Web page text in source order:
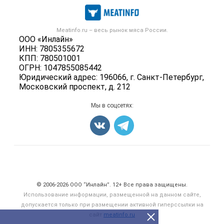
Meatinfo.ru – весь рынок мяса России.
ООО «Инлайн»
ИНН: 7805355672
КПП: 780501001
ОГРН: 1047855085442
Юридический адрес: 196066, г. Санкт-Петербург,
Московский проспект, д. 212
Публичная оферта
Контактная информация
Политика обработки персональных данных
Новости рынка
Мониторинг
Вакансии
Мясо, мясопродукты
Скот в живом весе
Колбасы, сосиски, деликатесы
Мясные полуфабрикаты
Мясные снеки
Яйца
Карта объявлений
Мы в соцсетях:
© 2006‑2026 ООО “Инлайн”. 12+ Все права защищены.
Использование информации, размещенной на данном сайте,
допускается только при размещении активной гиперссылки на
meatinfo.ru